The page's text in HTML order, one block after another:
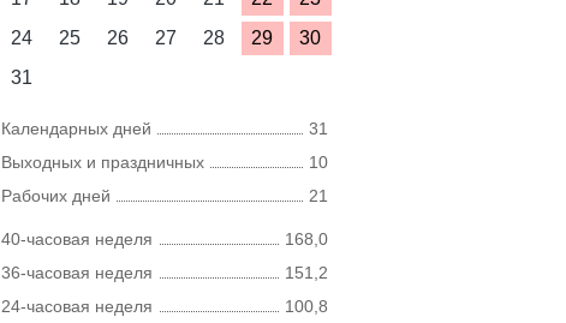
24
25 26 27 28 29
30
31
Календарных дней
31
Выходных и праздничных
10
Рабочих дней
21
40-часовая неделя
168,0
36-часовая неделя
151,2
24-часовая неделя
100,8